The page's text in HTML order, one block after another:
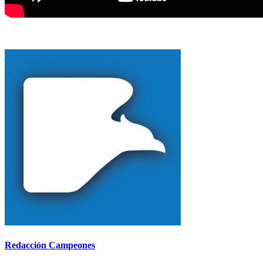
Redacción Campeones